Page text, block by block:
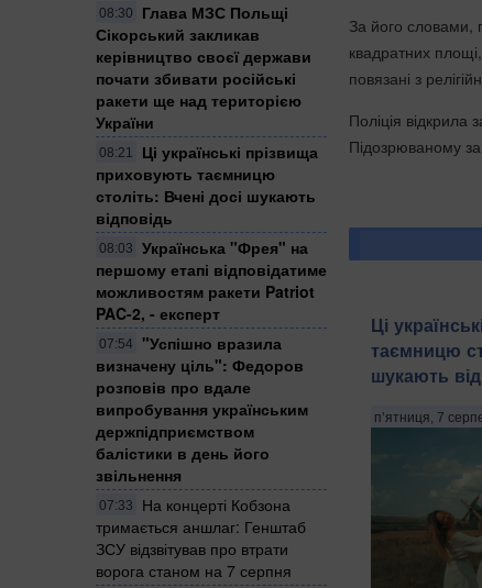
08:30
Глава МЗС Польщі
Сікорський закликав
керівництво своєї держави
почати збивати російські
ракети ще над територією
України
08:21
Ці українські прізвища
приховують таємницю
століть: Вчені досі шукають
відповідь
08:03
Українська "Фрея" на
першому етапі відповідатиме
можливостям ракети Patriot
PAC-2, - експерт
07:54
"Успішно вразила
визначену ціль": Федоров
розповів про вдале
випробування українським
держпідприємством
балістики в день його
звільнення
07:33
На концерті Кобзона
тримається аншлаг: Генштаб
ЗСУ відзвітував про втрати
ворога станом на 7 серпня
За його словами,
квадратних
повязані з
Поліція
Підозрюваному
Ці
таємницю
шукають
п’ятниця, 7